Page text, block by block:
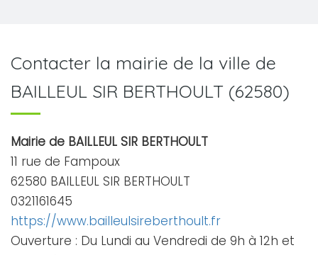
Contacter la mairie de la ville de
BAILLEUL SIR BERTHOULT (62580)
Mairie de BAILLEUL SIR BERTHOULT
11 rue de Fampoux
62580 BAILLEUL SIR BERTHOULT
0321161645
https://www.bailleulsireberthoult.fr
Ouverture : Du Lundi au Vendredi de 9h à 12h et